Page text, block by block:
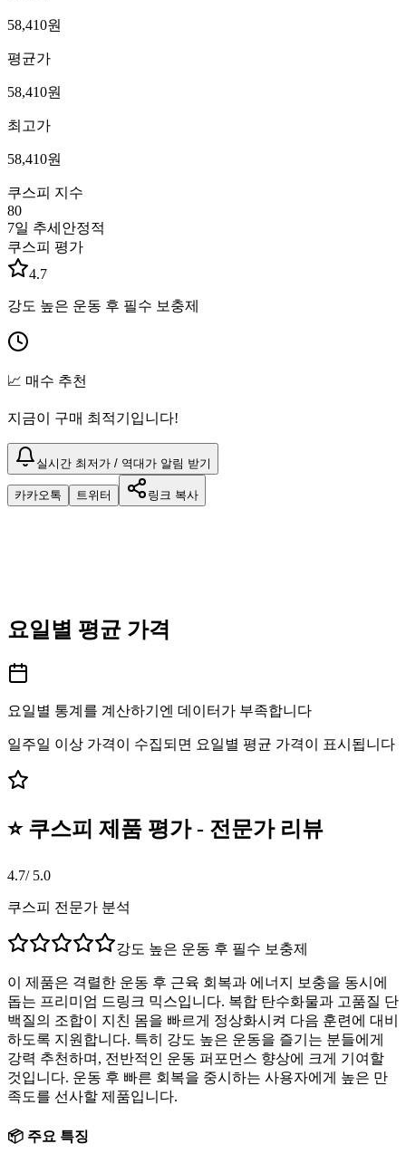
58,410원
평균가
58,410원
최고가
58,410원
쿠스피 지수
80
7일 추세 안정적
쿠스피 평가
4.7
강도 높은 운동 후 필수 보충제
📈 매수 추천
지금이 구매 최적기입니다!
실시간 최저가 / 역대가 알림 받기
카카오톡 트위터 링크 복사
요일별 평균 가격
요일별 통계를 계산하기엔 데이터가 부족합니다
일주일 이상 가격이 수집되면 요일별 평균 가격이 표시됩니다
⭐ 쿠스피 제품 평가 - 전문가 리뷰
4.7/ 5.0
쿠스피 전문가 분석
강도 높은 운동 후 필수 보충제
이 제품은 격렬한 운동 후 근육 회복과 에너지 보충을 동시에
돕는 프리미엄 드링크 믹스입니다. 복합 탄수화물과 고품질 단
백질의 조합이 지친 몸을 빠르게 정상화시켜 다음 훈련에 대비
하도록 지원합니다. 특히 강도 높은 운동을 즐기는 분들에게
강력 추천하며, 전반적인 운동 퍼포먼스 향상에 크게 기여할
것입니다. 운동 후 빠른 회복을 중시하는 사용자에게 높은 만
족도를 선사할 제품입니다.
📦 주요 특징